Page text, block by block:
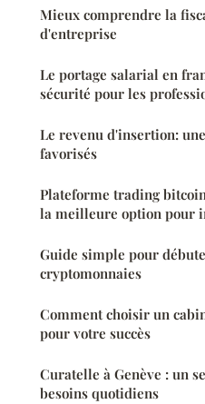
Mieux comprendre la
d'entreprise
Le portage salarial en
sécurité pour les
Le revenu d'insertion:
favorisés
Plateforme trading
la meilleure option pour
Guide simple pour
cryptomonnaies
Comment choisir un
pour votre succès
Curatelle à Genève : un
besoins quotidiens